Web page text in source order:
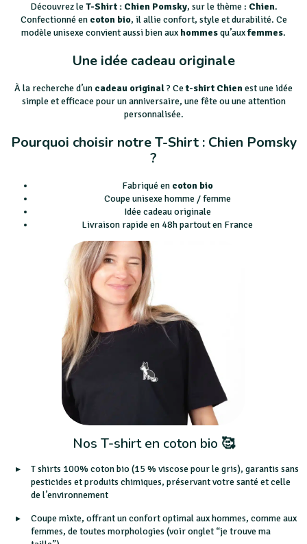
Découvrez leT-Shirt : Chien Pomsky, sur le thème : Chien.
Confectionné en coton bio, il allie confort, style et durabilité. Ce
modèle unisexe convient aussi bien aux hommesqu’auxfemmes.
Une idée cadeau originale
À la recherche d’un cadeau original? Cet-shirt Chienest une idée
simple et efficace pour un anniversaire, une fête ou une attention
personnalisée.
Pourquoi choisir notre T-Shirt : Chien Pomsky
?
Fabriqué en coton bio
Coupe unisexe homme / femme
Idée cadeau originale
Livraison rapide en 48h partout en France
Nos T-shirt en coton bio 🥰
T shirts 100% coton bio (15 % viscose pour le gris), garantis sans
pesticides et produits chimiques, préservant votre santé et celle
de l’environnement
Coupe mixte, offrant un confort optimal aux hommes, comme aux
femmes, de toutes morphologies (voir onglet “je trouve ma